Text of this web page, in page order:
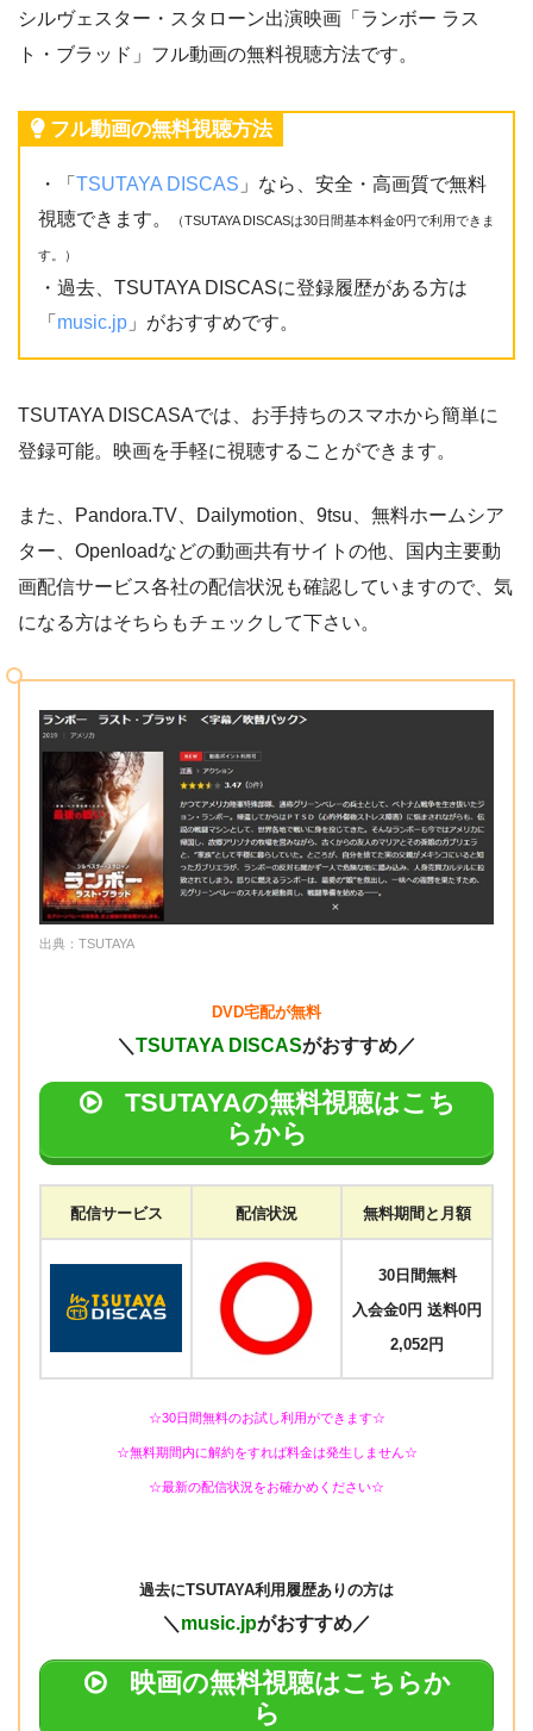
シルヴェスター・スタローン出演映画「ランボー ラス
ト・ブラッド」フル動画の無料視聴方法です。
フル動画の無料視聴方法
・「 TSUTAYA DISCAS 」なら、安全・高画質で無料
視聴できます。
（TSUTAYA DISCASは30日間基本料金0円で利用できま
す。）
・過去、TSUTAYA DISCASに登録履歴がある方は
「 music.jp 」がおすすめです。
TSUTAYA DISCASAでは、お手持ちのスマホから簡単に
登録可能。映画を手軽に視聴することができます。
また、Pandora.TV、Dailymotion、9tsu、無料ホームシア
ター、Openloadなどの動画共有サイトの他、国内主要動
画配信サービス各社の配信状況も確認していますので、気
になる方はそちらもチェックして下さい。
出典：TSUTAYA
DVD宅配が無料
＼ TSUTAYA DISCASがおすすめ／
TSUTAYAの無料視聴はこち
らから
配信サービス 配信状況 無料期間と月額
30日間無料
入会金0円 送料0円
2,052円
☆30日間無料のお試し利用ができます☆
☆無料期間内に解約をすれば料金は発生しません☆
☆最新の配信状況をお確かめください☆
過去にTSUTAYA利用履歴ありの方は
＼ music.jpがおすすめ／
映画の無料視聴はこちらか
ら